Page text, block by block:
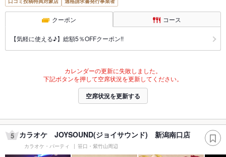
クーポン コース
【気軽に使える♪】総額5％OFFクーポン!!
カレンダーの更新に失敗しました。
下記ボタンを押して空席状況を更新してください。
空席状況を更新する
5 カラオケ JOYSOUND(ジョイサウンド) 新潟南口店
カラオケ・パーティ 笹口・紫竹山周辺